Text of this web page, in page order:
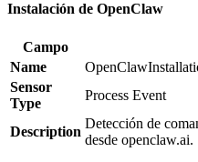
Instalación de OpenClaw
Campo
Name
Sensor
Type
Process Event
Description
Detección de
desde openclaw.ai.